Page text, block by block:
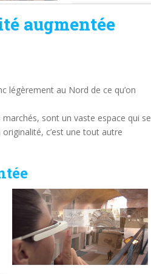
augmentée
légèrement au Nord de ce qu’on
marchés, sont un vaste espace qui se
c’est une tout autre